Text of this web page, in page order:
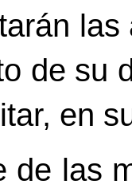
de su
en
de las